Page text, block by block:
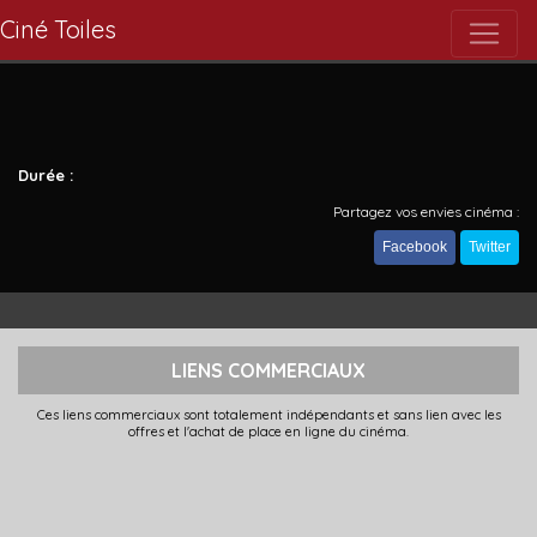
Ciné Toiles
Durée :
Partagez vos envies cinéma :
Facebook Twitter
LIENS COMMERCIAUX
Ces liens commerciaux sont totalement indépendants et sans lien avec les
offres et l'achat de place en ligne du cinéma.